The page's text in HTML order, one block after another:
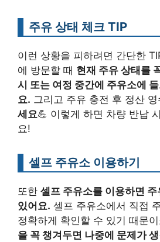
주유 상태 체크 TIP
이런 상황을 피하려면 간단한
에 방문할 때 현재 주유 상태를
시 또는 여정 중간에 주유소에
요. 그리고 주유 충전 후 정산 영
세요💪 이렇게 하면 차량 반납
요!
셀프 주유소 이용하기
또한 셀프 주유소를 이용하면
있어요. 셀프 주유소에서 직접
정확하게 확인할 수 있기 때문
을 꼭 챙겨두면 나중에 문제가